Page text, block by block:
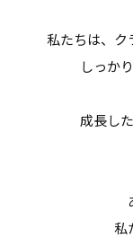
私たちは、ク
しっか
成長し
私